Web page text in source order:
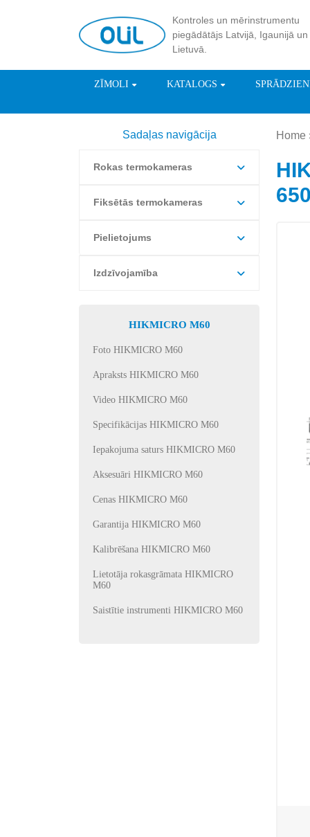
Kontroles un mērinstrumentu
piegādātājs Latvijā, Igaunijā un
Lietuvā.
ZĪMOLI KATALOGS
Sadaļas navigācija
Rokas termokameras
Fiksētās termokameras
Pielietojums
Izdzīvojamība
HIKMICRO M60
Foto HIKMICRO M60
Apraksts HIKMICRO M60
Video HIKMICRO M60
Specifikācijas HIKMICRO M60
Iepakojuma saturs HIKMICRO M60
Aksesuāri HIKMICRO M60
Cenas HIKMICRO M60
Garantija HIKMICRO M60
Kalibrēšana HIKMICRO M60
Lietotāja rokasgrāmata HIKMICRO
M60
Saistītie instrumenti HIKMICRO M60
Home